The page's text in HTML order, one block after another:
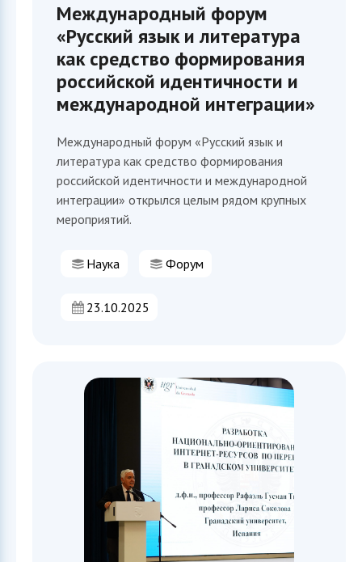
Международный форум
«Русский язык и литература
как средство формирования
российской идентичности и
международной интеграции»
Международный форум «Русский язык и
литература как средство формирования
российской идентичности и международной
интеграции» открылся целым рядом крупных
мероприятий.
Наука Форум
23.10.2025